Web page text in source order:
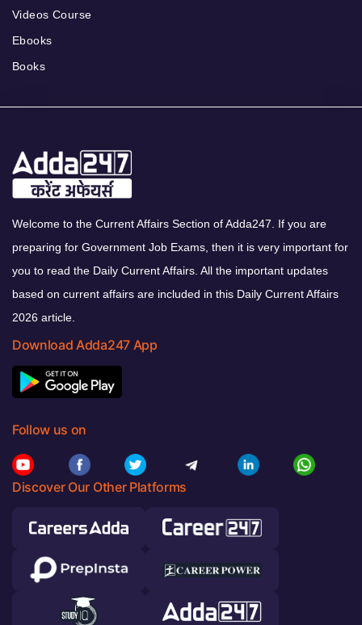
Videos Course
Ebooks
Books
Welcome to the Current Affairs Section of Adda247. If you are
preparing for Government Job Exams, then it is very important for
you to read the Daily Current Affairs. All the important updates
based on current affairs are included in this Daily Current Affairs
2026 article.
Download Adda247 App
Follow us on
Discover Our Other Platforms